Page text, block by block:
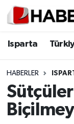
Isparta
HABERLER
Isparta
Esnaf
ASAYİŞ
Isparta
Isparta
Süper Lig